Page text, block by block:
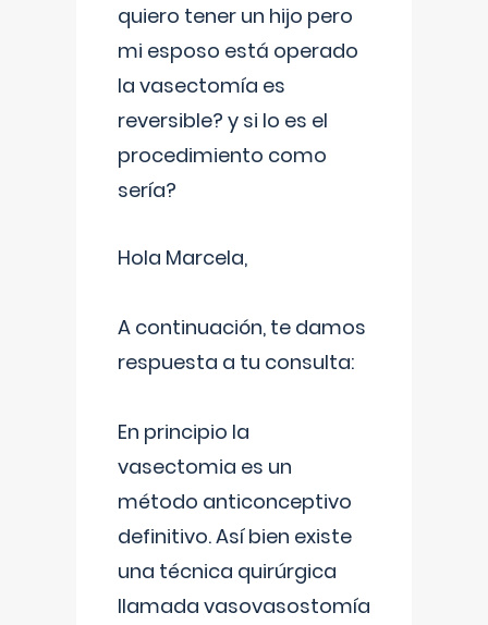
quiero tener un hijo pero
mi esposo está operado
la vasectomía es
reversible? y si lo es el
procedimiento como
sería?
Hola Marcela,
A continuación, te damos
respuesta a tu consulta:
En principio la
vasectomia es un
método anticonceptivo
definitivo. Así bien existe
una técnica quirúrgica
llamada vasovasostomía